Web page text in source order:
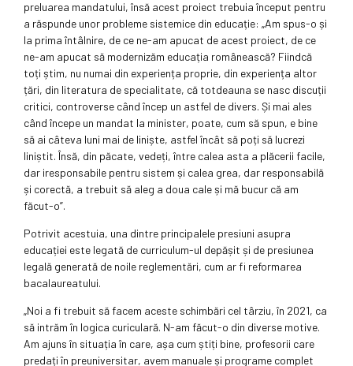
preluarea mandatului, însă acest proiect trebuia început pentru
a răspunde unor probleme sistemice din educație: „Am spus-o și
la prima întâlnire, de ce ne-am apucat de acest proiect, de ce
ne-am apucat să modernizăm educația românească? Fiindcă
toți știm, nu numai din experiența proprie, din experiența altor
țări, din literatura de specialitate, că totdeauna se nasc discuții
critici, controverse când încep un astfel de divers. Și mai ales
când începe un mandat la minister, poate, cum să spun, e bine
să ai câteva luni mai de liniște, astfel încât să poți să lucrezi
liniștit. Însă, din păcate, vedeți, între calea asta a plăcerii facile,
dar iresponsabile pentru sistem și calea grea, dar responsabilă
și corectă, a trebuit să aleg a doua cale și mă bucur că am
făcut-o”.
Potrivit acestuia, una dintre principalele presiuni asupra
educației este legată de curriculum-ul depășit și de presiunea
legală generată de noile reglementări, cum ar fi reformarea
bacalaureatului.
„Noi a fi trebuit să facem aceste schimbări cel târziu, în 2021, ca
să intrăm în logica curiculară. N-am făcut-o din diverse motive.
Am ajuns în situația în care, așa cum știți bine, profesorii care
predați în preuniversitar, avem manuale și programe complet